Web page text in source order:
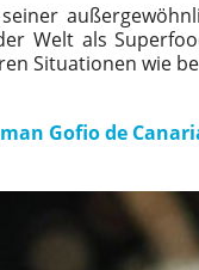
Welt als
Situationen wie
Gofio de